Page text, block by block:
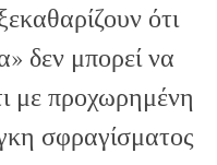
ότι
δεν μπορεί να
με προχωρημένη
σφραγίσματος